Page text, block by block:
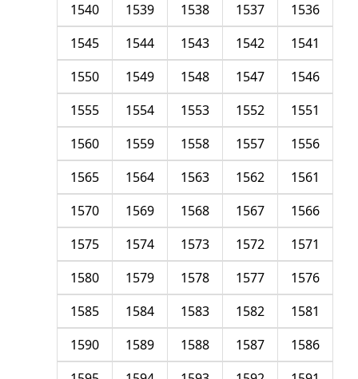
1536
1537
1538
1539
1540
1541
1542
1543
1544
1545
1546
1547
1548
1549
1550
1551
1552
1553
1554
1555
1556
1557
1558
1559
1560
1561
1562
1563
1564
1565
1566
1567
1568
1569
1570
1571
1572
1573
1574
1575
1576
1577
1578
1579
1580
1581
1582
1583
1584
1585
1586
1587
1588
1589
1590